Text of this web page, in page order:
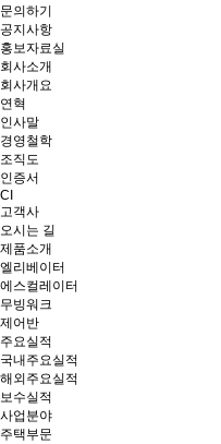
문의하기
공지사항
홍보자료실
회사소개
회사개요
연혁
인사말
경영철학
조직도
인증서
CI
고객사
오시는 길
제품소개
엘리베이터
에스컬레이터
무빙워크
제어반
주요실적
국내주요실적
해외주요실적
보수실적
사업분야
주택부문